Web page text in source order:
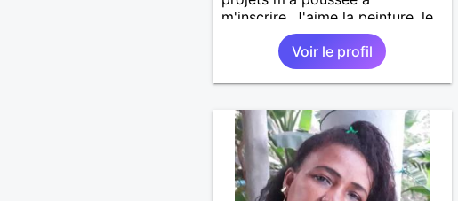
m'inscrire. J'aime la peinture, le
modelage, les enfants, les
animaux, la nature. J'ai un bon
caractère si toutefois le respect
est de la partie. Le sens de
aussi la tolérance et la
bienveillance. Si vous partagez
mes valeurs alors faites moi
signe !
Voir le profil